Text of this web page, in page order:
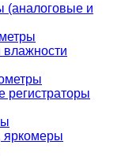
(аналоговые и
влажности
регистраторы
яркомеры